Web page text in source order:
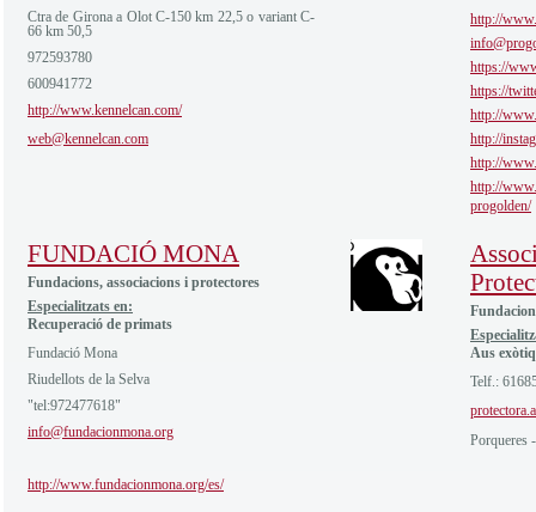
Ctra de Girona a Olot C-150 km 22,5 o variant C-
66 km 50,5
972593780
600941772
http://www.kennelcan.com/
web@kennelcan.com
http://
https://
https://
http://
http://
http://
http://
progolden/
FUNDACIÓ MONA
Fundacions, associacions i protectores
Especialitzats en:
Recuperació de primats
Fundació Mona
Riudellots de la Selva
"tel:972477618"
info@fundacionmona.org
http://www.fundacionmona.org/es/
Aus
Telf.:
Porqueres